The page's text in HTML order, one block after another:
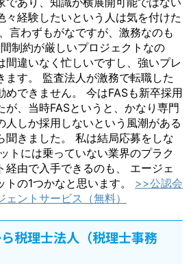
々経験したいという人は気を付けた
言わずもがなですが、激務なのも
制約が厳しいプロジェクトなの
間違いなく忙しいですし、強いプレ
ます。 監査法人が激務で転職した
めできません。 今はFASも新卒採用
が、当時FASというと、かなり専門
人しか採用しないという風潮がある
聞きました。 私は結局応募をしな
トには乗っていない業界のプラク
経由で入手できるのも、 エージェ
の1つかなと思います。 >>公認会
ントサービス（無料）
税理士法人（税理士事務